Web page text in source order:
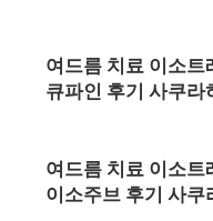
여드름 치료 이소
큐파인 후기 사쿠라
여드름 치료 이소
이소주브 후기 사쿠